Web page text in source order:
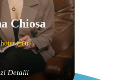
Chiosa
Detalii